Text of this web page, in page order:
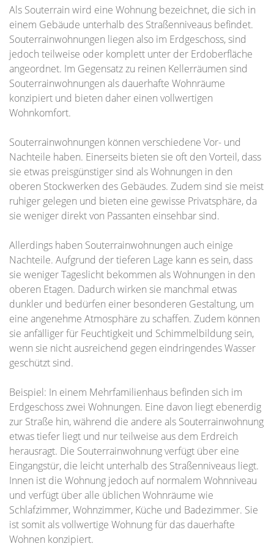
Als Souterrain wird eine Wohnung bezeichnet, die sich in
einem Gebäude unterhalb des Straßenniveaus befindet.
Souterrainwohnungen liegen also im Erdgeschoss, sind
jedoch teilweise oder komplett unter der Erdoberfläche
angeordnet. Im Gegensatz zu reinen Kellerräumen sind
Souterrainwohnungen als dauerhafte Wohnräume
konzipiert und bieten daher einen vollwertigen
Wohnkomfort.
Souterrainwohnungen können verschiedene Vor- und
Nachteile haben. Einerseits bieten sie oft den Vorteil, dass
sie etwas preisgünstiger sind als Wohnungen in den
oberen Stockwerken des Gebäudes. Zudem sind sie meist
ruhiger gelegen und bieten eine gewisse Privatsphäre, da
sie weniger direkt von Passanten einsehbar sind.
Allerdings haben Souterrainwohnungen auch einige
Nachteile. Aufgrund der tieferen Lage kann es sein, dass
sie weniger Tageslicht bekommen als Wohnungen in den
oberen Etagen. Dadurch wirken sie manchmal etwas
dunkler und bedürfen einer besonderen Gestaltung, um
eine angenehme Atmosphäre zu schaffen. Zudem können
sie anfälliger für Feuchtigkeit und Schimmelbildung sein,
wenn sie nicht ausreichend gegen eindringendes Wasser
geschützt sind.
Beispiel: In einem Mehrfamilienhaus befinden sich im
Erdgeschoss zwei Wohnungen. Eine davon liegt ebenerdig
zur Straße hin, während die andere als Souterrainwohnung
etwas tiefer liegt und nur teilweise aus dem Erdreich
herausragt. Die Souterrainwohnung verfügt über eine
Eingangstür, die leicht unterhalb des Straßenniveaus liegt.
Innen ist die Wohnung jedoch auf normalem Wohnniveau
und verfügt über alle üblichen Wohnräume wie
Schlafzimmer, Wohnzimmer, Küche und Badezimmer. Sie
ist somit als vollwertige Wohnung für das dauerhafte
Wohnen konzipiert.